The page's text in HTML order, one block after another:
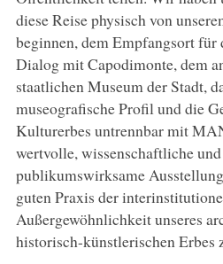
diese Reise physisch von
beginnen, dem Empfangsort für
Dialog mit Capodimonte, dem
staatlichen Museum der Stadt,
museografische Profil und die
Kulturerbes untrennbar mit
wertvolle, wissenschaftliche
publikumswirksame
guten Praxis der
Außergewöhnlichkeit unseres
historisch-künstlerischen Erbes